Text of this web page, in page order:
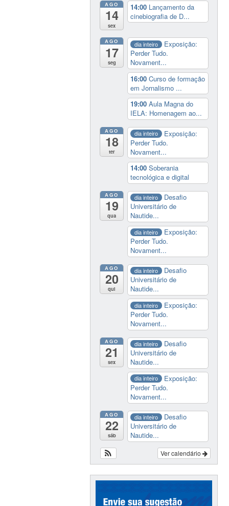
AGO
14
sex
14:00 Lançamento da
cinebiografia de D...
AGO
17
seg
dia inteiro
Exposição:
Perder Tudo.
Novament...
16:00Curso de formação
em Jornalismo ...
19:00Aula Magna do
IELA: Homenagem ao...
AGO
18
ter
dia inteiro
Exposição:
Perder Tudo.
Novament...
14:00Soberania
tecnológica e digital
AGO
19
qua
dia inteiro
Desafio
Universitário de
Nautide...
dia inteiro
Exposição:
Perder Tudo.
Novament...
AGO
20
qui
dia inteiro
Desafio
Universitário de
Nautide...
dia inteiro
Exposição:
Perder Tudo.
Novament...
AGO
21
sex
dia inteiro
Desafio
Universitário de
Nautide...
dia inteiro
Exposição:
Perder Tudo.
Novament...
AGO
22
sáb
dia inteiro
Desafio
Universitário de
Nautide...
Ver calendário